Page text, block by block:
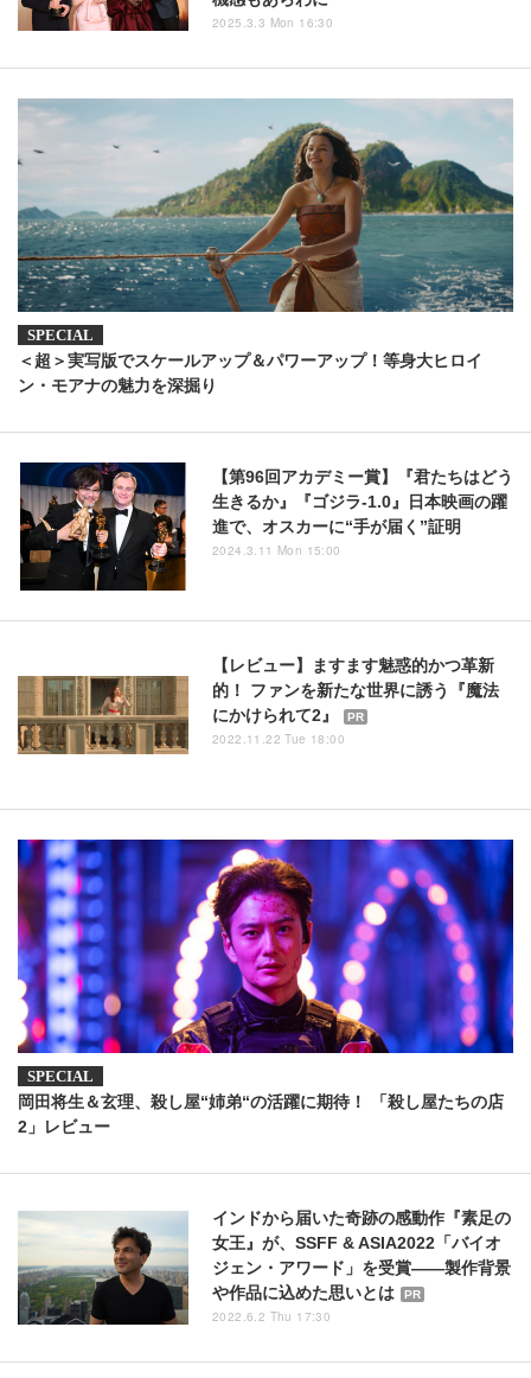
2025.3.3 Mon 16:30
＜超＞実写版でスケールアップ＆パワーアップ！等身大ヒロイ
ン・モアナの魅力を深掘り
【第96回アカデミー賞】『君たちはどう
生きるか』『ゴジラ-1.0』日本映画の躍
進で、オスカーに“手が届く”証明
2024.3.11 Mon 15:00
【レビュー】ますます魅惑的かつ革新
的！ ファンを新たな世界に誘う『魔法
にかけられて2』
PR
2022.11.22 Tue 18:00
岡田将生＆玄理、殺し屋“姉弟“の活躍に期待！ 「殺し屋たちの店
2」レビュー
インドから届いた奇跡の感動作『素足の
女王』が、SSFF & ASIA2022「バイオ
ジェン・アワード」を受賞――製作背景
や作品に込めた思いとは
PR
2022.6.2 Thu 17:30